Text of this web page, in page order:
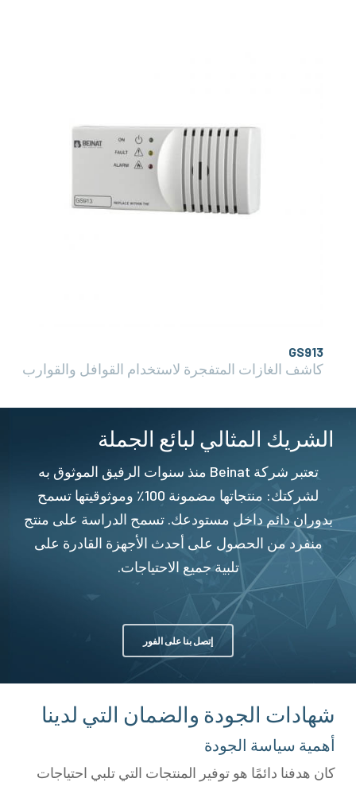
GS913
كاشف الغازات المتفجرة لاستخدام القوافل والقوارب
الشريك المثالي لبائع الجملة
تعتبر شركة Beinat منذ سنوات الرفيق الموثوق به
لشركتك: منتجاتها مضمونة 100٪ وموثوقيتها تسمح
بدوران دائم داخل مستودعك. تسمح الدراسة على منتج
منفرد من الحصول على أحدث الأجهزة القادرة على
تلبية جميع الاحتياجات.
إتصل بنا على الفور
شهادات الجودة والضمان التي لدينا
أهمية سياسة الجودة
كان هدفنا دائمًا هو توفير المنتجات التي تلبي احتياجات